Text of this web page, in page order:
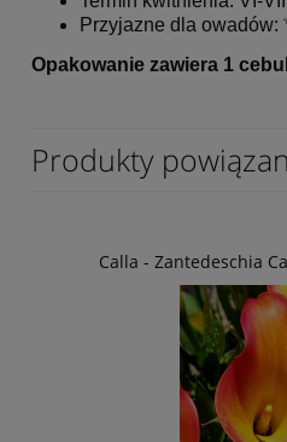
Przyjazne dla owadów:
Opakowanie zawiera 1
Produkty
Calla - Zantedeschia